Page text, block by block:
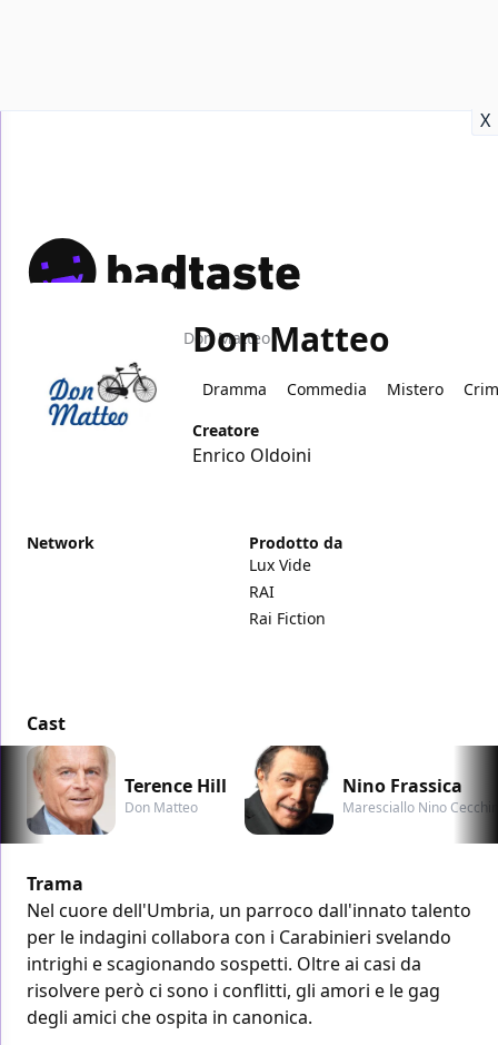
X
Don Matteo
Don Matteo
Dramma Commedia Mistero
Creatore
Enrico Oldoini
Network
Prodotto da
Lux Vide
RAI
Rai Fiction
Cast
Terence Hill
Don Matteo
Nino Frassica
Maresciallo Nino
Trama
Nel cuore dell'Umbria, un parroco dall'innato talento
per le indagini collabora con i Carabinieri svelando
intrighi e scagionando sospetti. Oltre ai casi da
risolvere però ci sono i conflitti, gli amori e le gag
degli amici che ospita in canonica.